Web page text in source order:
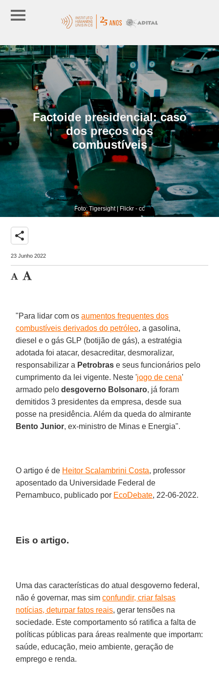
Factoide presidencial: caso
dos preços dos
combustíveis
Foto: Tigersight | Flickr - cc
share
23 Junho 2022
"Para lidar com osaumentos frequentes dos
combustíveis derivados do petróleo, a gasolina,
diesel e o gás GLP (botijão de gás), a estratégia
adotada foi atacar, desacreditar, desmoralizar,
responsabilizar a Petrobras e seus funcionários pelo
cumprimento da lei vigente. Neste 'jogo de cena'
armado pelodesgoverno Bolsonaro, já foram
demitidos 3 presidentes da empresa, desde sua
posse na presidência. Além da queda do almirante
Bento Junior, ex-ministro de Minas e Energia".
O artigo é de Heitor Scalambrini Costa, professor
aposentado da Universidade Federal de
Pernambuco, publicado por EcoDebate, 22-06-2022.
Eis o artigo.
Uma das características do atual desgoverno federal,
não é governar, mas simconfundir, criar falsas
notícias, deturpar fatos reais, gerar tensões na
sociedade. Este comportamento só ratifica a falta de
políticas públicas para áreas realmente que importam:
saúde, educação, meio ambiente, geração de
emprego e renda.